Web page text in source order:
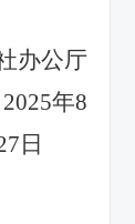
办公厅
8
日